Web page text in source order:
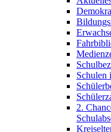
Schulen
2.